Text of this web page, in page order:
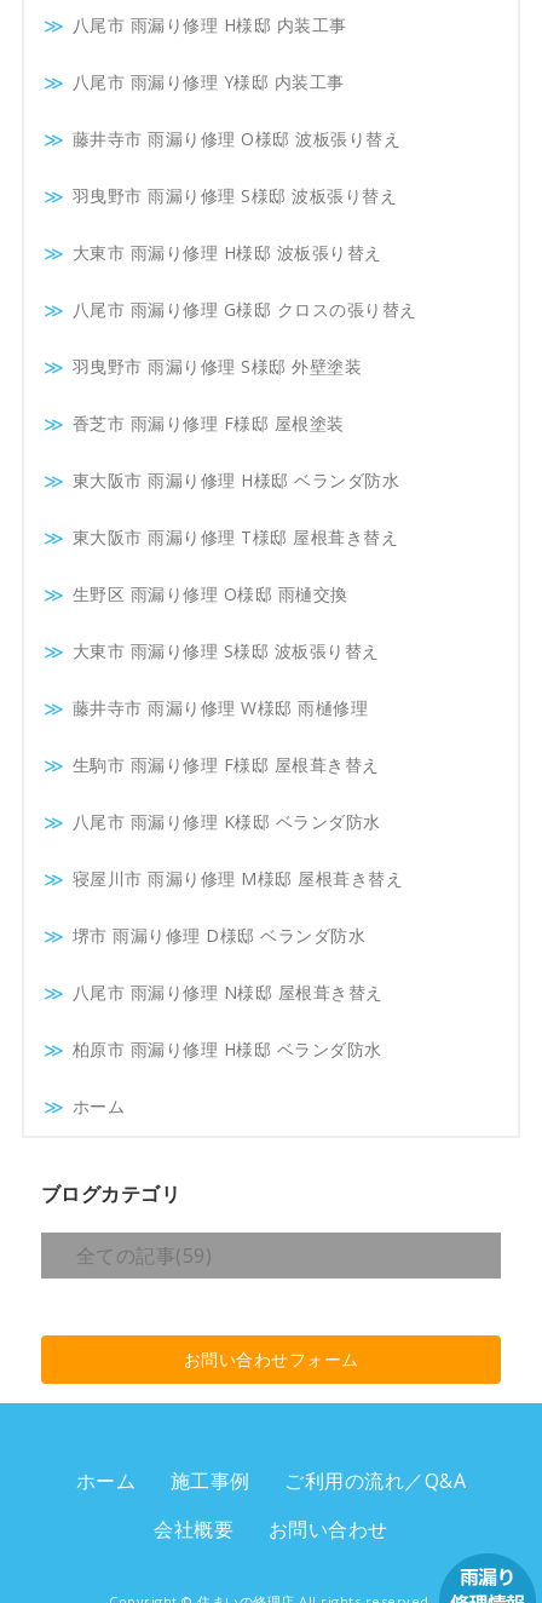
八尾市 雨漏り修理 H様邸 内装工事
八尾市 雨漏り修理 Y様邸 内装工事
藤井寺市 雨漏り修理 O様邸 波板張り替え
羽曳野市 雨漏り修理 S様邸 波板張り替え
大東市 雨漏り修理 H様邸 波板張り替え
八尾市 雨漏り修理 G様邸 クロスの張り替え
羽曳野市 雨漏り修理 S様邸 外壁塗装
香芝市 雨漏り修理 F様邸 屋根塗装
東大阪市 雨漏り修理 H様邸 ベランダ防水
東大阪市 雨漏り修理 T様邸 屋根葺き替え
生野区 雨漏り修理 O様邸 雨樋交換
大東市 雨漏り修理 S様邸 波板張り替え
藤井寺市 雨漏り修理 W様邸 雨樋修理
生駒市 雨漏り修理 F様邸 屋根葺き替え
八尾市 雨漏り修理 K様邸 ベランダ防水
寝屋川市 雨漏り修理 M様邸 屋根葺き替え
堺市 雨漏り修理 D様邸 ベランダ防水
八尾市 雨漏り修理 N様邸 屋根葺き替え
柏原市 雨漏り修理 H様邸 ベランダ防水
ホーム
ブログカテゴリ
全ての記事(59)
お問い合わせフォーム
ホーム 施工事例
ご利用の流れ／Q&A
会社概要
お問い合わせ